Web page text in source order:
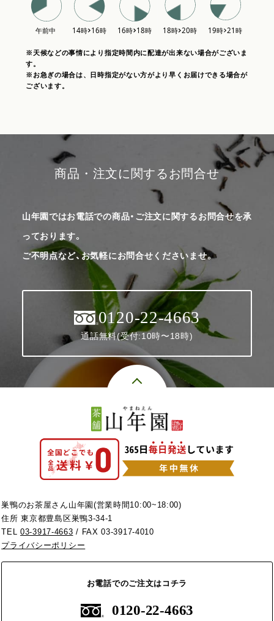
※天候などの事情により指定時間内に配達が出来ない場合がございま
す。
※お急ぎの場合は、日時指定がない方がより早くお届けできる場合が
ございます。
商品・注文に関するお問合せ
山年園ではお電話での商品・ご注文に関するお問合せを承
っております。
ご不明点など、お気軽にお問合せくださいませ。
0120-22-4663
通話無料(受付:10時〜18時)
巣鴨のお茶屋さん山年園(営業時間10:00~18:00)
住所 東京都豊島区巣鴨3-34-1
TEL03-3917-4663 / FAX 03-3917-4010
プライバシーポリシー
お電話でのご注文はコチラ
0120-22-4663